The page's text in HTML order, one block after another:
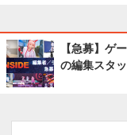
【急募】ゲ
の編集スタ